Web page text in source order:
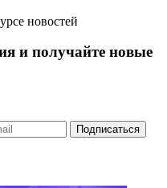
новостей
и получайте новые